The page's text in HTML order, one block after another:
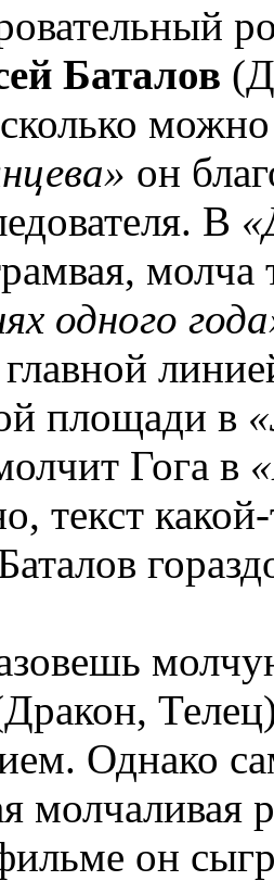
Баталов
он
В
одного
главной
площади в
Гога в
текст
Однако
молчаливая
он